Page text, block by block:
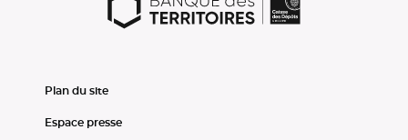
Plan du site
Espace presse